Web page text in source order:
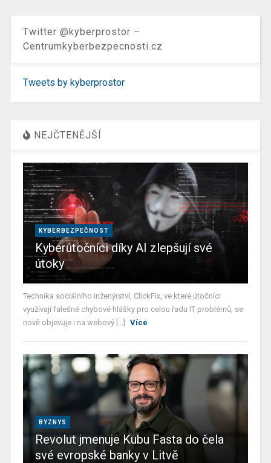
Twitter @kyberprostor –
Centrumkyberbezpecnosti.cz
Tweets by kyberprostor
NEJČTENĚJŠÍ
KYBERBEZPEČNOST
Kyberútočníci díky AI zlepšují své
útoky
Technika sociálního inženýrství, ClickFix, ve které útočníci
využívají falešné chybové hlášky pro celou řadu IT problémů, se
nově objevuje i na webový [...]
Více
BYZNYS
Revolut jmenuje Kubu Fasta do čela
své evropské banky v Litvě